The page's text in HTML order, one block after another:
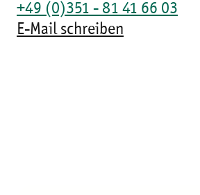
+49 (0)351 - 81 41 66 03
E-Mail schreiben